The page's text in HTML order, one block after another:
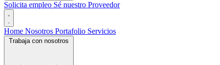
Solicita empleo Sé nuestro Proveedor
Home Nosotros Portafolio Servicios